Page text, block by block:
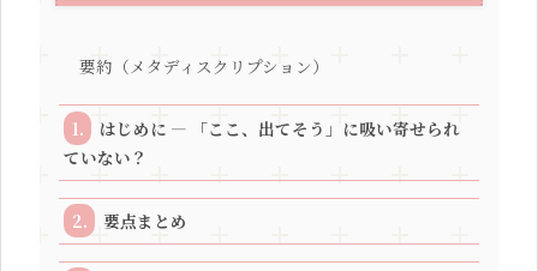
要約（メタディスクリプション）
はじめに — 「ここ、出てそう」に吸い寄せられ
ていない？
要点まとめ